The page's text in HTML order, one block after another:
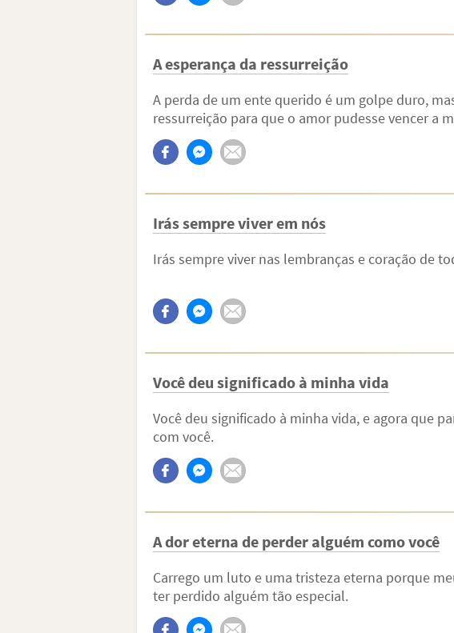
A esperança da ressurreição
A perda de um ente querido é um golpe duro,
ressurreição para que o amor pudesse vencer a
Irás sempre viver em nós
Irás sempre viver nas lembranças e coração de
Você deu significado à minha vida
Você deu significado à minha vida, e agora que
com você.
A dor eterna de perder alguém como você
Carrego um luto e uma tristeza eterna porque
ter perdido alguém tão especial.